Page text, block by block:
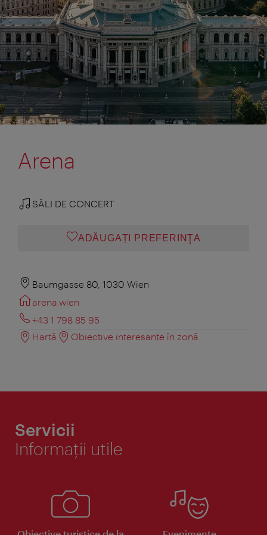
Arena
SĂLI DE CONCERT
ADĂUGAȚI PREFERINŢA
Baumgasse 80, 1030 Wien
arena.wien
+43 1 798 85 95
Hartă
Obiective interesante în zonă
Servicii
Informaţii utile